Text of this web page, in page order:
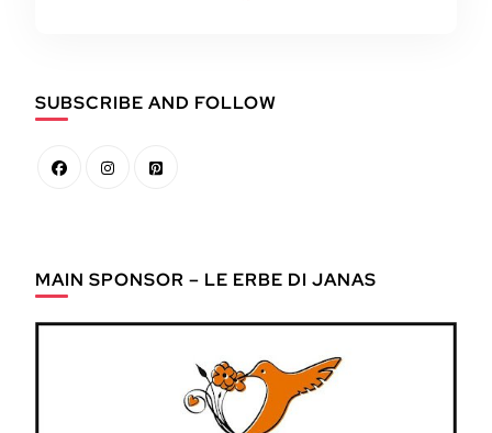
SUBSCRIBE AND FOLLOW
MAIN SPONSOR – LE ERBE DI JANAS